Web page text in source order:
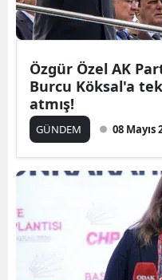
Özgür Özel AK
Burcu Köksal'a
atmış!
GÜNDEM 08 Mayıs